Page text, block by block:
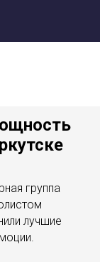
группа
лучшие